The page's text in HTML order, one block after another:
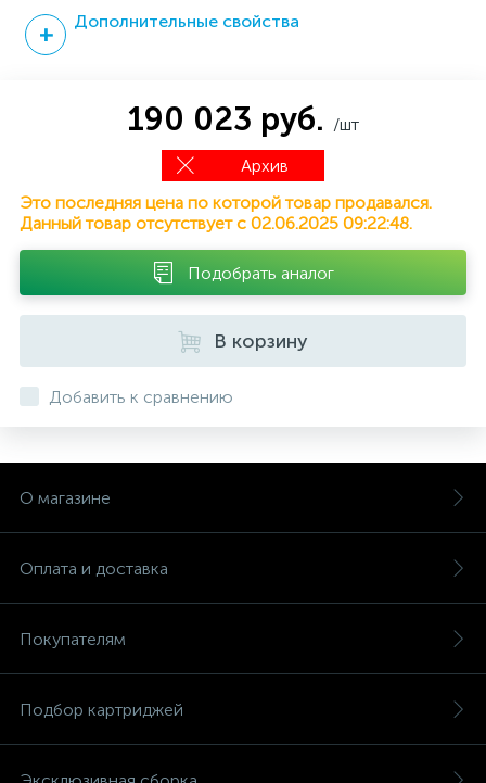
Дополнительные свойства
190 023 руб. /шт
Архив
Это последняя цена по которой товар продавался.
Данный товар отсутствует с 02.06.2025 09:22:48.
Подобрать аналог
В корзину
Добавить к сравнению
О магазине
Оплата и доставка
Покупателям
Подбор картриджей